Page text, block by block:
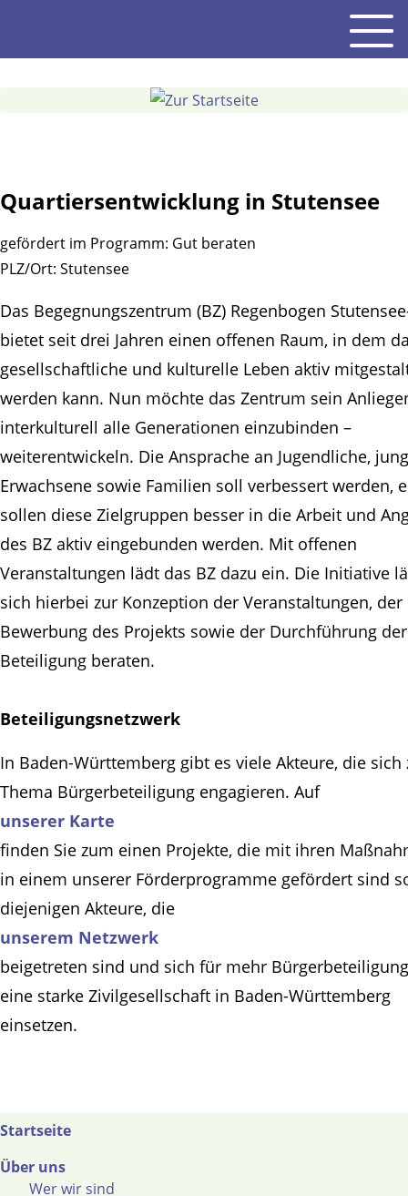
Inhalt
Quartiersentwicklung in Stutensee
gefördert im Programm: Gut beraten
PLZ/Ort: Stutensee
Das Begegnungszentrum (BZ) Regenbogen
bietet seit drei Jahren einen offenen Raum, in dem
gesellschaftliche und kulturelle Leben aktiv
werden kann. Nun möchte das Zentrum sein
interkulturell alle Generationen einzubinden –
weiterentwickeln. Die Ansprache an Jugendliche,
Erwachsene sowie Familien soll verbessert werden,
sollen diese Zielgruppen besser in die Arbeit und
des BZ aktiv eingebunden werden. Mit offenen
Veranstaltungen lädt das BZ dazu ein. Die Initiative
sich hierbei zur Konzeption der Veranstaltungen, der
Bewerbung des Projekts sowie der Durchführung der
Beteiligung beraten.
Beteiligungsnetzwerk
In Baden-Württemberg gibt es viele Akteure, die sich
Thema Bürgerbeteiligung engagieren. Auf
unserer Karte
finden Sie zum einen Projekte, die mit ihren
in einem unserer Förderprogramme gefördert sind
diejenigen Akteure, die
unserem Netzwerk
beigetreten sind und sich für mehr
eine starke Zivilgesellschaft in Baden-Württemberg
einsetzen.
Startseite
Über uns
Wer wir sind